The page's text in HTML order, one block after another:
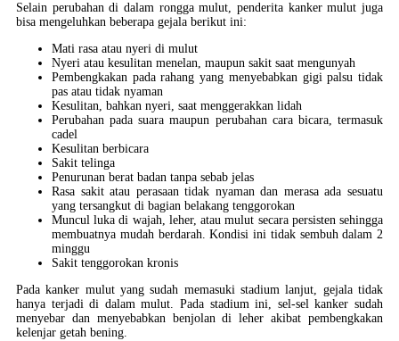
Selain perubahan di dalam rongga mulut, penderita kanker mulut juga
bisa mengeluhkan beberapa gejala berikut ini:
Mati rasa atau nyeri di mulut
Nyeri atau kesulitan menelan, maupun sakit saat mengunyah
Pembengkakan pada rahang yang menyebabkan gigi palsu tidak
pas atau tidak nyaman
Kesulitan, bahkan nyeri, saat menggerakkan lidah
Perubahan pada suara maupun perubahan cara bicara, termasuk
cadel
Kesulitan berbicara
Sakit telinga
Penurunan berat badan tanpa sebab jelas
Rasa sakit atau perasaan tidak nyaman dan merasa ada sesuatu
yang tersangkut di bagian belakang tenggorokan
Muncul luka di wajah, leher, atau mulut secara persisten sehingga
membuatnya mudah berdarah. Kondisi ini tidak sembuh dalam 2
minggu
Sakit tenggorokan kronis
Pada kanker mulut yang sudah memasuki stadium lanjut, gejala tidak
hanya terjadi di dalam mulut. Pada stadium ini, sel-sel kanker sudah
menyebar dan menyebabkan benjolan di leher akibat pembengkakan
kelenjar getah bening.